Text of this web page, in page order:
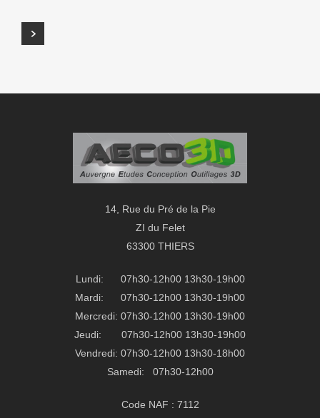
14, Rue du Pré de la Pie
ZI du Felet
63300 THIERS
Lundi: 07h30-12h00 13h30-19h00
Mardi: 07h30-12h00 13h30-19h00
Mercredi: 07h30-12h00 13h30-19h00
Jeudi: 07h30-12h00 13h30-19h00
Vendredi: 07h30-12h00 13h30-18h00
Samedi: 07h30-12h00
Code NAF : 7112